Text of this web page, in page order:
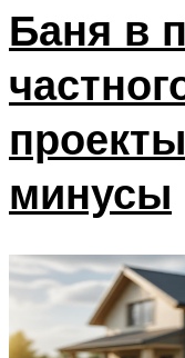
Баня в
минусы